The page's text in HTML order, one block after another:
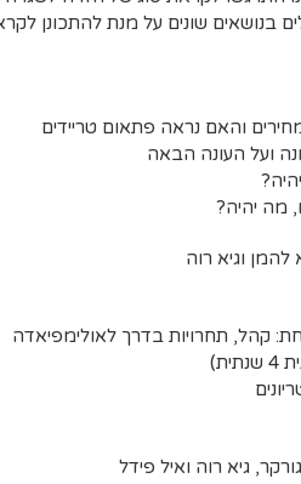
בנושאים שונים על מנת להתכונן
והאם נראה פתאום טריידים
ועל העונה הבאה
מה יהיה?
להמן וגיא רוה
קהל, תחרויות בדרך לאולימפיאדה
גיא רוה ואיל פידל